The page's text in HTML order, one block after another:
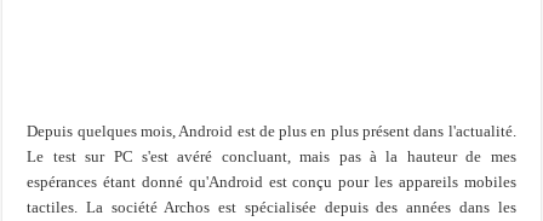
Depuis quelques mois, Android est de plus en plus présent dans l'actualité.
Le test sur PC s'est avéré concluant, mais pas à la hauteur de mes
espérances étant donné qu'Android est conçu pour les appareils mobiles
tactiles. La société Archos est spécialisée depuis des années dans les